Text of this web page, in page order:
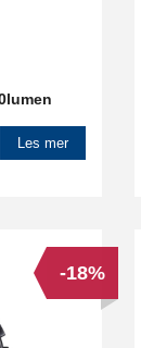
Les mer
-18%